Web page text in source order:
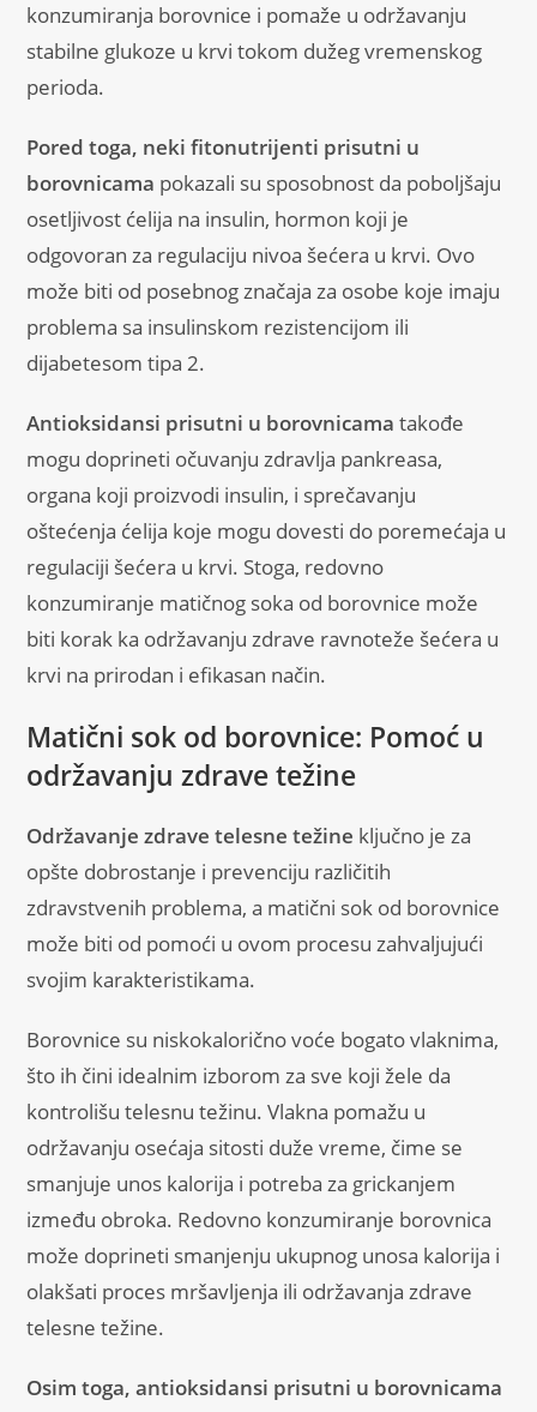
konzumiranja borovnice i pomaže u održavanju
stabilne glukoze u krvi tokom dužeg vremenskog
perioda.
Pored toga, neki fitonutrijenti prisutni u
borovnicama pokazali su sposobnost da poboljšaju
osetljivost ćelija na insulin, hormon koji je
odgovoran za regulaciju nivoa šećera u krvi. Ovo
može biti od posebnog značaja za osobe koje imaju
problema sa insulinskom rezistencijom ili
dijabetesom tipa 2.
Antioksidansi prisutni u borovnicama takođe
mogu doprineti očuvanju zdravlja pankreasa,
organa koji proizvodi insulin, i sprečavanju
oštećenja ćelija koje mogu dovesti do poremećaja u
regulaciji šećera u krvi. Stoga, redovno
konzumiranje matičnog soka od borovnice može
biti korak ka održavanju zdrave ravnoteže šećera u
krvi na prirodan i efikasan način.
Matični sok od borovnice: Pomoć u
održavanju zdrave težine
Održavanje zdrave telesne težine ključno je za
opšte dobrostanje i prevenciju različitih
zdravstvenih problema, a matični sok od borovnice
može biti od pomoći u ovom procesu zahvaljujući
svojim karakteristikama.
Borovnice su niskokalorično voće bogato vlaknima,
što ih čini idealnim izborom za sve koji žele da
kontrolišu telesnu težinu. Vlakna pomažu u
održavanju osećaja sitosti duže vreme, čime se
smanjuje unos kalorija i potreba za grickanjem
između obroka. Redovno konzumiranje borovnica
može doprineti smanjenju ukupnog unosa kalorija i
olakšati proces mršavljenja ili održavanja zdrave
telesne težine.
Osim toga, antioksidansi prisutni u borovnicama